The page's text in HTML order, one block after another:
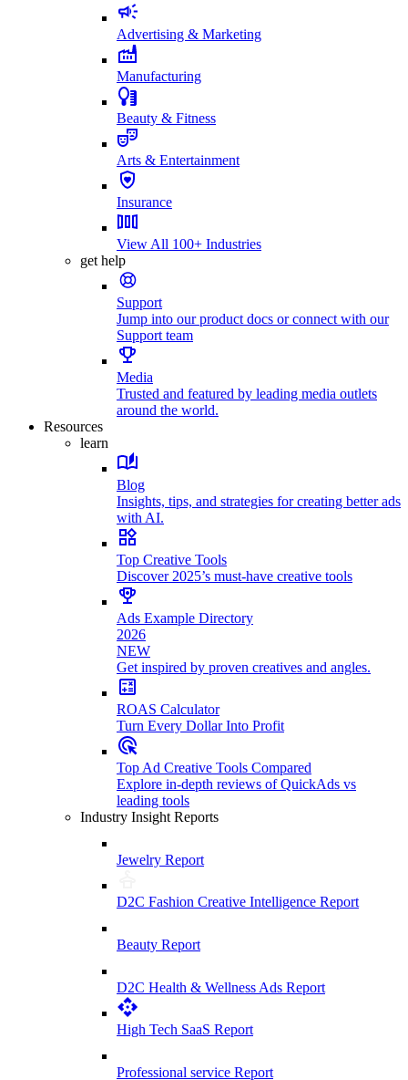
Advertising & Marketing
Manufacturing
Beauty & Fitness
Arts & Entertainment
Insurance
View All 100+ Industries
get help
Support
Jump into our product docs or connect with our
Support team
Media
Trusted and featured by leading media outlets
around the world.
Resources
learn
Blog
Insights, tips, and strategies for creating better ads
with AI.
Top Creative Tools
Discover 2025’s must-have creative tools
Ads Example Directory
2026
NEW
Get inspired by proven creatives and angles.
ROAS Calculator
Turn Every Dollar Into Profit
Top Ad Creative Tools Compared
Explore in-depth reviews of QuickAds vs
leading tools
Industry Insight Reports
Jewelry Report
D2C Fashion Creative Intelligence Report
Beauty Report
D2C Health & Wellness Ads Report
High Tech SaaS Report
Professional service Report